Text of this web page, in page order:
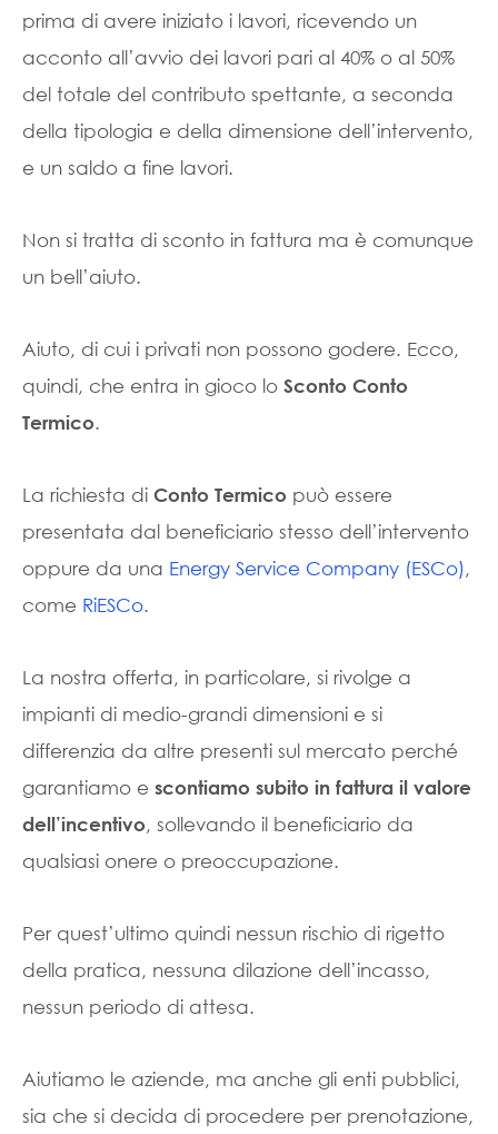
prima di avere iniziato i lavori, ricevendo un
acconto all’avvio dei lavori pari al 40% o al 50%
del totale del contributo spettante, a seconda
della tipologia e della dimensione dell’intervento,
e un saldo a fine lavori.
Non si tratta di sconto in fattura ma è comunque
un bell’aiuto.
Aiuto, di cui i privati non possono godere. Ecco,
quindi, che entra in gioco lo Sconto Conto
Termico.
La richiesta di Conto Termico può essere
presentata dal beneficiario stesso dell’intervento
oppure da una Energy Service Company (ESCo),
come RiESCo.
La nostra offerta, in particolare, si rivolge a
impianti di medio-grandi dimensioni e si
differenzia da altre presenti sul mercato perché
garantiamo e scontiamo subito in fattura il valore
dell’incentivo, sollevando il beneficiario da
qualsiasi onere o preoccupazione.
Per quest’ultimo quindi nessun rischio di rigetto
della pratica, nessuna dilazione dell’incasso,
nessun periodo di attesa.
Aiutiamo le aziende, ma anche gli enti pubblici,
sia che si decida di procedere per prenotazione,